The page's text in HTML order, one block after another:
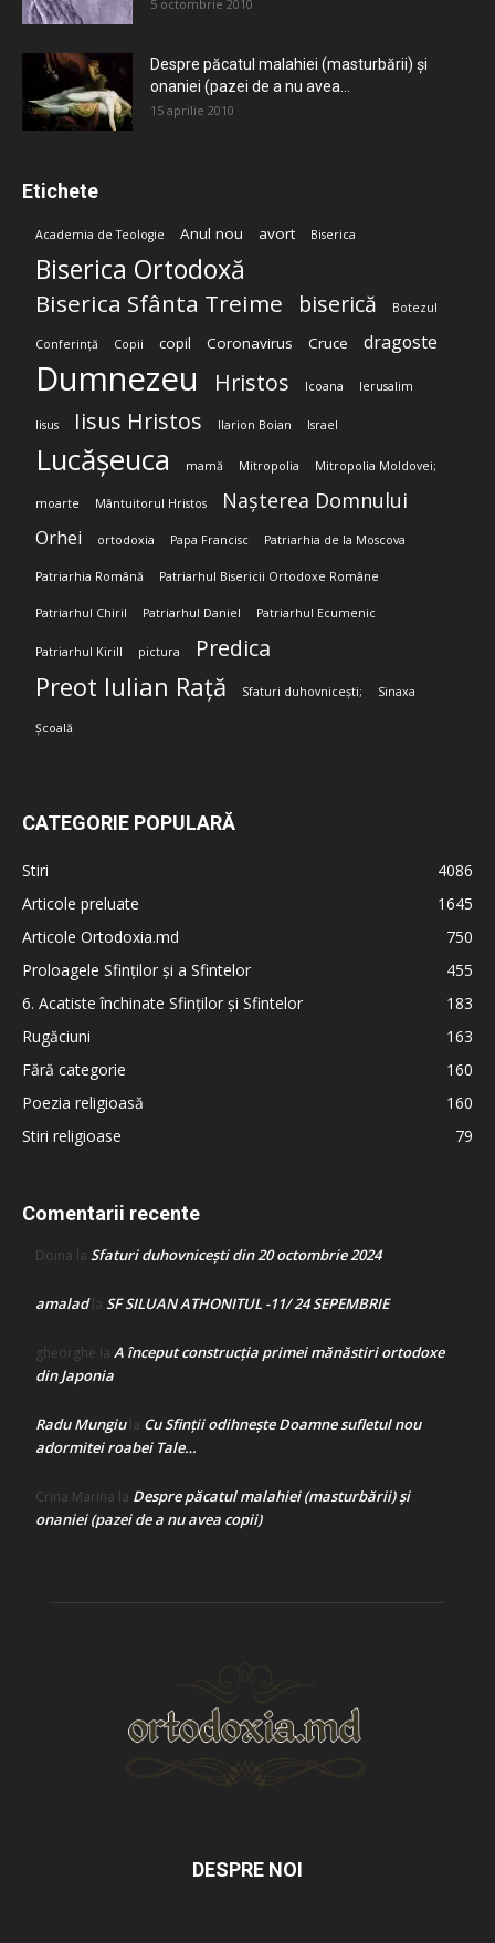
5 octombrie 2010
Despre păcatul malahiei (masturbării) şi
onaniei (pazei de a nu avea...
15 aprilie 2010
Etichete
Academia de Teologie Anul nou avort Biserica
Biserica Ortodoxă
Biserica Sfânta Treime biserică Botezul
Conferință Copii copil Coronavirus Cruce dragoste
Dumnezeu Hristos Icoana Ierusalim
Iisus Iisus Hristos Ilarion Boian Israel
Lucășeuca mamă Mitropolia Mitropolia Moldovei;
moarte Mântuitorul Hristos Nașterea Domnului
Orhei ortodoxia Papa Francisc Patriarhia de la Moscova
Patriarhia Română Patriarhul Bisericii Ortodoxe Române
Patriarhul Chiril Patriarhul Daniel Patriarhul Ecumenic
Patriarhul Kirill pictura Predica
Preot Iulian Rață Sfaturi duhovnicești; Sinaxa
Școală
CATEGORIE POPULARĂ
Stiri
4086
Articole preluate
1645
Articole Ortodoxia.md
750
Proloagele Sfinților și a Sfintelor
455
6. Acatiste închinate Sfinților și Sfintelor
183
Rugăciuni
163
Fără categorie
160
Poezia religioasă
160
Stiri religioase
79
Comentarii recente
Doina la Sfaturi duhovnicești din 20 octombrie 2024
amaladla SF SILUAN ATHONITUL -11/ 24 SEPEMBRIE
gheorghe la A început construcţia primei mănăstiri ortodoxe
din Japonia
Radu Mungiula Cu Sfinții odihnește Doamne sufletul nou
adormitei roabei Tale…
Crina Marina la Despre păcatul malahiei (masturbării) şi
onaniei (pazei de a nu avea copii)
DESPRE NOI